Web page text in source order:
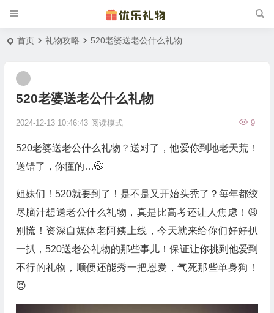
首页 礼物攻略 520老婆送老公什么礼物
520老婆送老公什么礼物
2024-12-13 10:46:43 9
阅读模式
520老婆送老公什么礼物？送对了，他爱你到地老天荒！
送错了，你懂的…🤭
姐妹们！520就要到了！是不是又开始头秃了？每年都绞
尽脑汁想送老公什么礼物，真是比高考还让人焦虑！😩
别慌！资深自媒体老阿姨上线，今天就来给你们好好扒
一扒，520送老公礼物的那些事儿！保证让你挑到他爱到
不行的礼物，顺便还能秀一把恩爱，气死那些单身狗！
😈